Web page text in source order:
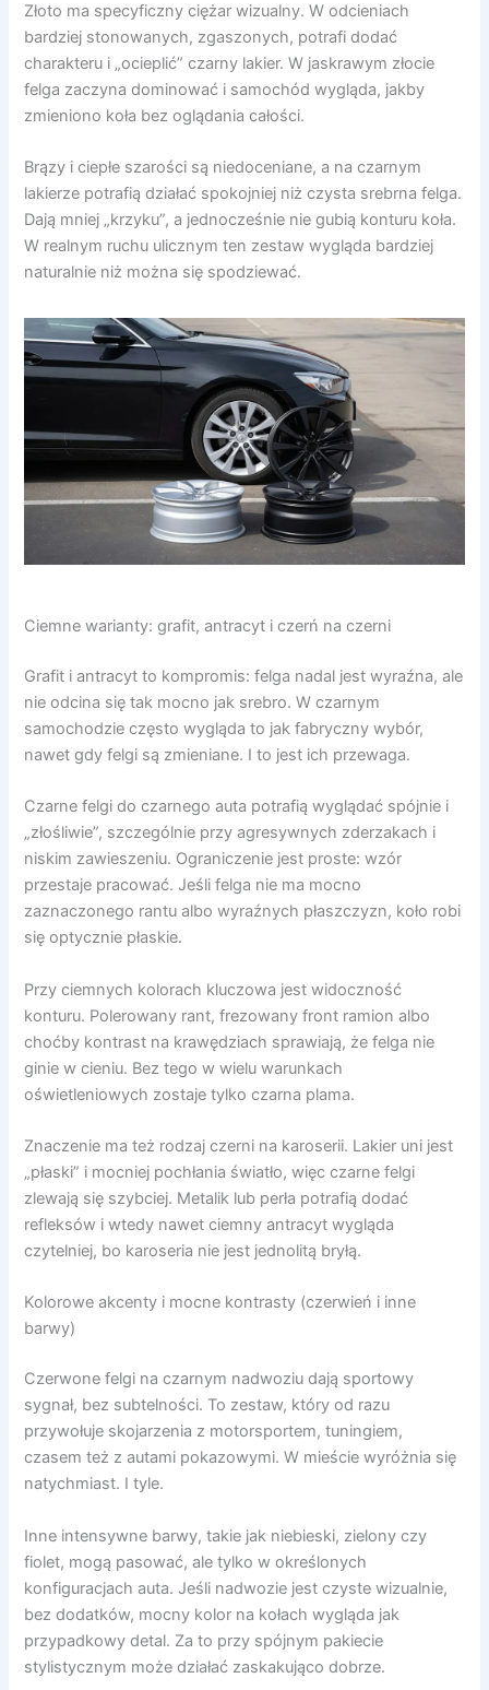
Złoto ma specyficzny ciężar wizualny. W odcieniach
bardziej stonowanych, zgaszonych, potrafi dodać
charakteru i „ocieplić” czarny lakier. W jaskrawym złocie
felga zaczyna dominować i samochód wygląda, jakby
zmieniono koła bez oglądania całości.
Brązy i ciepłe szarości są niedoceniane, a na czarnym
lakierze potrafią działać spokojniej niż czysta srebrna felga.
Dają mniej „krzyku”, a jednocześnie nie gubią konturu koła.
W realnym ruchu ulicznym ten zestaw wygląda bardziej
naturalnie niż można się spodziewać.
Ciemne warianty: grafit, antracyt i czerń na czerni
Grafit i antracyt to kompromis: felga nadal jest wyraźna, ale
nie odcina się tak mocno jak srebro. W czarnym
samochodzie często wygląda to jak fabryczny wybór,
nawet gdy felgi są zmieniane. I to jest ich przewaga.
Czarne felgi do czarnego auta potrafią wyglądać spójnie i
„złośliwie”, szczególnie przy agresywnych zderzakach i
niskim zawieszeniu. Ograniczenie jest proste: wzór
przestaje pracować. Jeśli felga nie ma mocno
zaznaczonego rantu albo wyraźnych płaszczyzn, koło robi
się optycznie płaskie.
Przy ciemnych kolorach kluczowa jest widoczność
konturu. Polerowany rant, frezowany front ramion albo
choćby kontrast na krawędziach sprawiają, że felga nie
ginie w cieniu. Bez tego w wielu warunkach
oświetleniowych zostaje tylko czarna plama.
Znaczenie ma też rodzaj czerni na karoserii. Lakier uni jest
„płaski” i mocniej pochłania światło, więc czarne felgi
zlewają się szybciej. Metalik lub perła potrafią dodać
refleksów i wtedy nawet ciemny antracyt wygląda
czytelniej, bo karoseria nie jest jednolitą bryłą.
Kolorowe akcenty i mocne kontrasty (czerwień i inne
barwy)
Czerwone felgi na czarnym nadwoziu dają sportowy
sygnał, bez subtelności. To zestaw, który od razu
przywołuje skojarzenia z motorsportem, tuningiem,
czasem też z autami pokazowymi. W mieście wyróżnia się
natychmiast. I tyle.
Inne intensywne barwy, takie jak niebieski, zielony czy
fiolet, mogą pasować, ale tylko w określonych
konfiguracjach auta. Jeśli nadwozie jest czyste wizualnie,
bez dodatków, mocny kolor na kołach wygląda jak
przypadkowy detal. Za to przy spójnym pakiecie
stylistycznym może działać zaskakująco dobrze.